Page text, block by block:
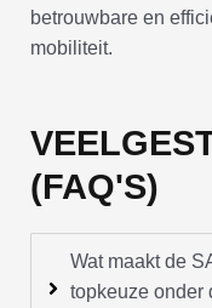
betrouwbare en
mobiliteit.
(FAQ'S)
Wat maakt de
topkeuze onder